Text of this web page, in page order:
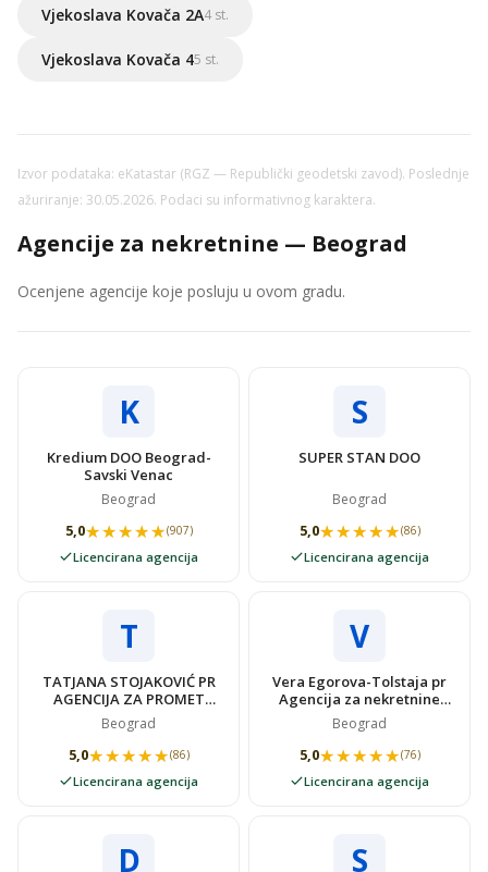
Vjekoslava Kovača 2A4 st.
Vjekoslava Kovača 45 st.
Izvor podataka: eKatastar (RGZ — Republički geodetski zavod). Poslednje
ažuriranje: 30.05.2026. Podaci su informativnog karaktera.
Agencije za nekretnine — Beograd
Ocenjene agencije koje posluju u ovom gradu.
K
Kredium DOO Beograd-
Savski Venac
Beograd
5,0★★★★★
★★★★★(907)
Licencirana agencija
S
SUPER STAN DOO
Beograd
5,0★★★★★
★★★★★(86)
Licencirana agencija
T
TATJANA STOJAKOVIĆ PR
AGENCIJA ZA PROMET
NEKRETNINAMA SUPER
STAN
Beograd
5,0★★★★★
★★★★★(86)
Licencirana agencija
V
Vera Egorova-Tolstaja pr
Agencija za nekretnine
VIDOVSTAN
Beograd
5,0★★★★★
★★★★★(76)
Licencirana agencija
D S